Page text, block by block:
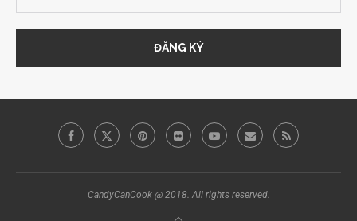
CandyCanCook @ 2018. All rights reserved.